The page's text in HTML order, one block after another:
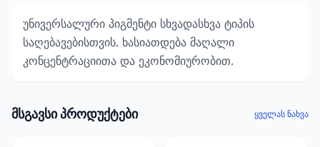
მასალები
489
პროდუქტი
107
პროდუქტი
უნივერსალური პიგმენტი სხვადასხვა ტიპის
საღებავებისთვის. ხასიათდება მაღალი
კონცენტრაციითა და ეკონომიურობით.
მსგავსი პროდუქტები ყველას ნახვა